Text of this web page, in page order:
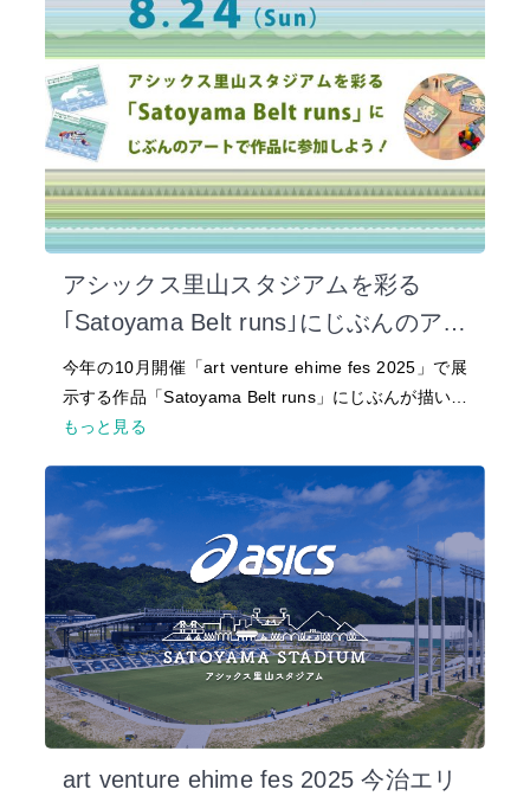
アシックス里山スタジアムを彩る
｢Satoyama Belt runs｣にじぶんのアー
トで作品に参加しよう!
今年の10月開催「art venture ehime fes 2025」で展
示する作品「Satoyama Belt runs」にじぶんが描い…
もっと見る
art venture ehime fes 2025 今治エリ